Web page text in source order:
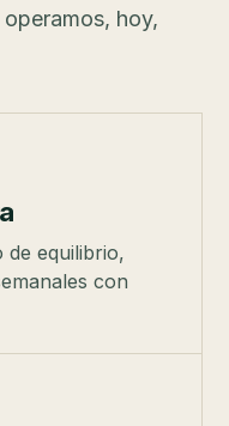
hoy,
equilibrio,
con